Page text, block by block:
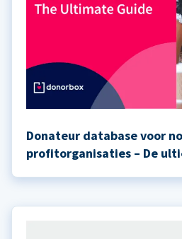
Donateur database voor
profitorganisaties – De